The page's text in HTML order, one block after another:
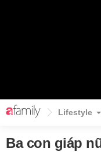
Lifestyle
Ba con giáp